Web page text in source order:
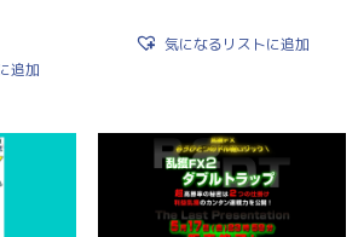
追加
気になるリストに追加